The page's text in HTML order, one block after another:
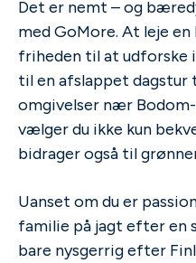
Det er nemt – og
med GoMore. At leje
friheden til at
til en afslappet dagstur
omgivelser nær
vælger du ikke kun
bidrager også til
Uanset om du er
familie på jagt efter en
bare nysgerrig efter